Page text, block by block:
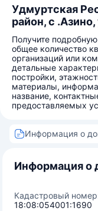
Удмуртская
район, с
Получите
общее количество
организаций или
детальные
постройки,
материалы,
название,
предоставляемых
Информация о
Информация о
Кадастровый
18:08:054001:1690